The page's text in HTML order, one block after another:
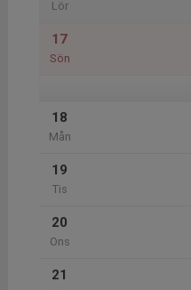
Lör
17
Sön
18
Mån
19
Tis
20
Ons
21